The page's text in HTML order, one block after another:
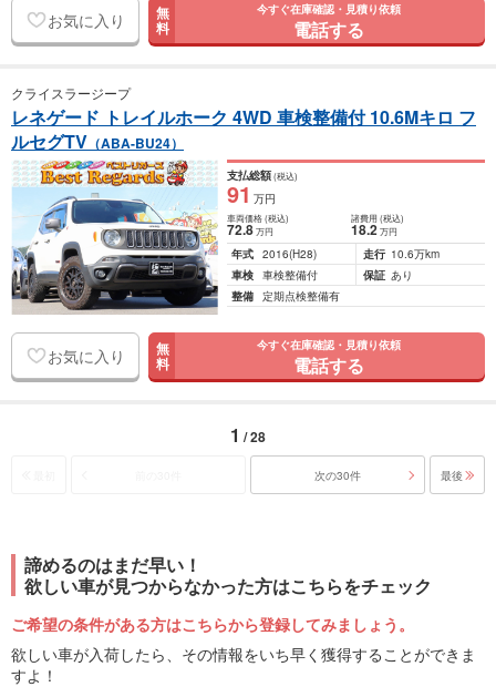
お気に入り 無
料
今すぐ在庫確認・見積り依頼
電話する
クライスラージープ
レネゲード トレイルホーク 4WD 車検整備付 10.6Mキロ フ
ルセグTV （ABA-BU24）
支払総額(税込)
91 万円
車両価格(税込)
72.8万円
諸費用 (税込)
18.2 万円
年式 2016(H28) 走行 10.6万km
車検 車検整備付 保証 あり
整備 定期点検整備有
お気に入り 無
料
今すぐ在庫確認・見積り依頼
電話する
1 / 28
次の30件 最後
諦めるのはまだ早い！
欲しい車が見つからなかった方はこちらをチェック
ご希望の条件がある方はこちらから登録してみましょう。
欲しい車が入荷したら、その情報をいち早く獲得することができま
すよ！